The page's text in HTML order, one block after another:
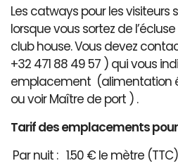
Les catways pour les visiteurs
lorsque vous sortez de
club house. Vous devez
+32 471 88 49 57 ) qui vous
emplacement (alimentation
ou voir Maître de port ) .
Tarif des emplacements
Par nuit : 1.50 € le mètre (TTC)